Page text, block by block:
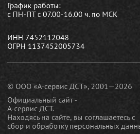
График работы:
с ПН-ПТ с 07.00-16.00 ч. по МСК
ИНН 7452112048
ОГРН 1137452005734
© ООО «А-сервис ДСТ», 2001—2026
Официальный сайт -
А-сервис ДСТ.
Находясь на сайте, вы соглашаетесь c
сбор и обработку персональных